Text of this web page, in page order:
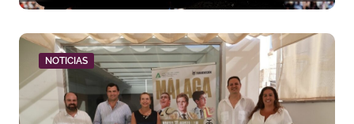
NOTICIAS